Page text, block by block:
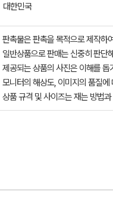
대한민국
판촉물은 판촉을 목적으로 제작하
일반상품으로 판매는 신중히 판단
제공되는 상품의 사진은 이해를
모니터의 해상도, 이미지의 품질
상품 규격 및 사이즈는 재는 방법